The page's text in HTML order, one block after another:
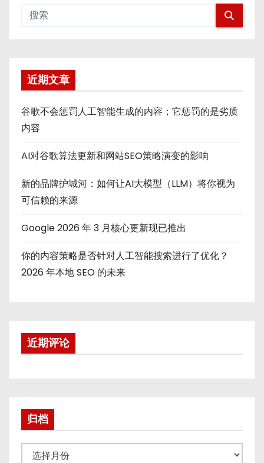
近期文章
谷歌不会惩罚人工智能生成的内容；它惩罚的是劣质
内容
AI对谷歌算法更新和网站SEO策略演变的影响
新的品牌护城河：如何让AI大模型（LLM）将你视为
可信赖的来源
Google 2026 年 3 月核心更新现已推出
你的内容策略是否针对人工智能搜索进行了优化？
2026 年本地 SEO 的未来
近期评论
归档